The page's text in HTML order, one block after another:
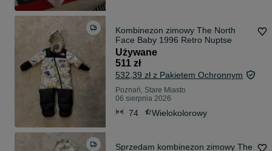
Kombinezon zimowy The North
Face Baby 1996 Retro Nuptse
Używane
511 zł
532,39 zł z Pakietem Ochronnym
Poznań, Stare Miasto
06 sierpnia 2026
74 Wielokolorowy
Sprzedam kombinezon zimowy The